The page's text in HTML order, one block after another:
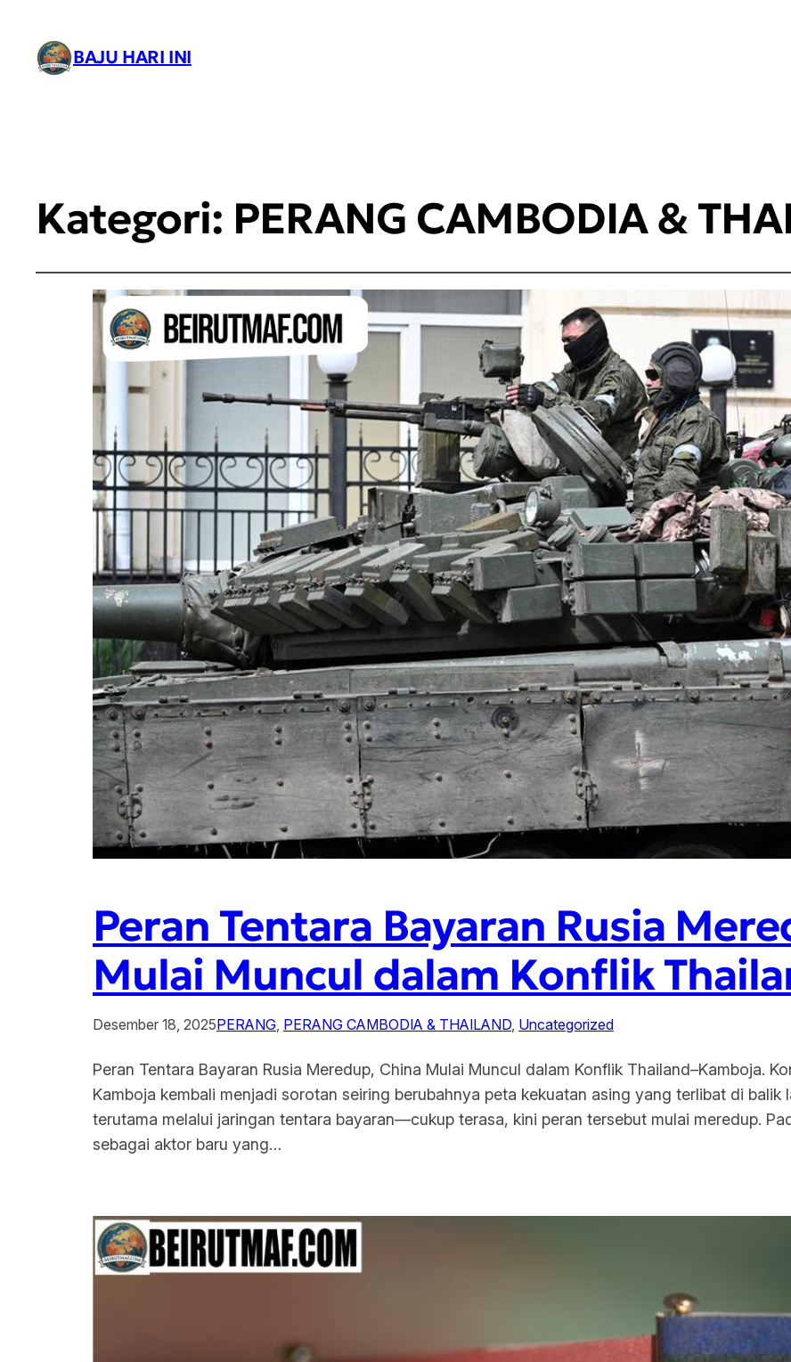
BAJU HARI INI
Kategori: PERANG CAMBODIA &
Peran Tentara Bayaran Rusia
Mulai Muncul dalam Konflik
Desember 18, 2025PERANG, PERANG CAMBODIA & THAILAND, Uncategorized
Peran Tentara Bayaran Rusia Meredup, China Mulai Muncul dalam Konflik Thailand–Kamboja.
Kamboja kembali menjadi sorotan seiring berubahnya peta kekuatan asing yang terlibat di
terutama melalui jaringan tentara bayaran—cukup terasa, kini peran tersebut mulai meredup.
sebagai aktor baru yang…